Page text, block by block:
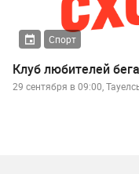
Спорт
Клуб любителей
29 сентября в 09:00,